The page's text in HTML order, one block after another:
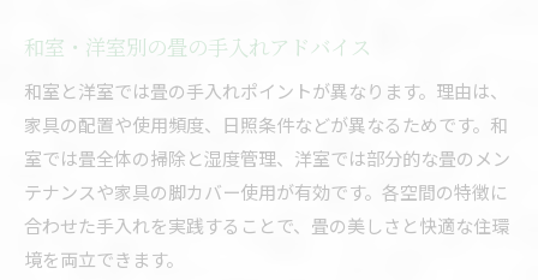
和室・洋室別の畳の手入れアドバイス
和室と洋室では畳の手入れポイントが異なります。理由は、
家具の配置や使用頻度、日照条件などが異なるためです。和
室では畳全体の掃除と湿度管理、洋室では部分的な畳のメン
テナンスや家具の脚カバー使用が有効です。各空間の特徴に
合わせた手入れを実践することで、畳の美しさと快適な住環
境を両立できます。